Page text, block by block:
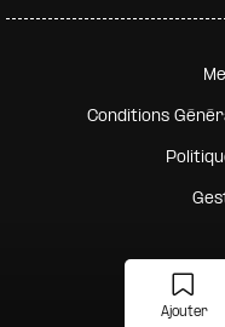
Ajouter
Pied de page
Conditions